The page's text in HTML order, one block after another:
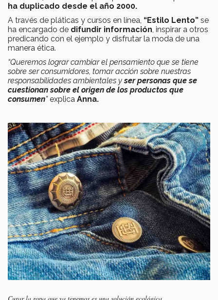
ha duplicado desde el año 2000.
A través de pláticas y cursos en línea, “Estilo Lento” se
ha encargado de difundir información, inspirar a otros
predicando con el ejemplo y disfrutar la moda de una
manera ética.
“Queremos lograr cambiar el pensamiento que se tiene
sobre ser consumidores, tomar acción sobre nuestras
responsabilidades ambientales yser personas que se
cuestionan sobre el origen de los productos que
consumen”explica Anna.